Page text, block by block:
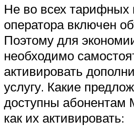
Не во всех тарифных
оператора включен
Поэтому для
необходимо
активировать
услугу. Какие
доступны абонентам
как их активировать: